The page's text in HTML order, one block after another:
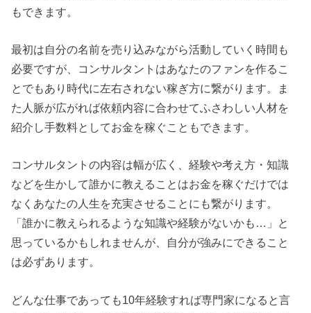
もできます。
最初は自分の名前を売り込みながら活動していく時間も
必要ですが、コンサルタントはあなたのファンを作るこ
とでもあり時代に左右されない稼ぎ方に繋がります。ま
た人脈が広がれば依頼内容に合わせてふさわしい人材を
紹介し手数料としてお金を稼ぐこともできます。
コンサルタントの内容は幅が広く、経験や考え方・知識
などを生かして誰かに教えることはお金を稼ぐだけでは
なくあなたの人生を充実させることにも繋がります。
「誰かに教えられるような知識や経験がないかも…」と
思っているかもしれませんが、自分が強みにできること
は必ずあります。
どんな仕事であっても10年経験すれば専門家になると言